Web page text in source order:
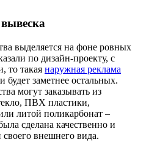
выделяется на фоне ровных
по дизайн-проекту, с
то такая наружная реклама
заметнее остальных.
могут заказывать из
ПВХ пластики,
литой поликарбонат –
сделана качественно и
внешнего вида.